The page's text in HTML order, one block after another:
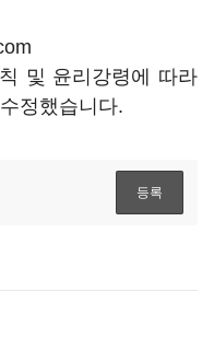
및 윤리강령에 따라
정했습니다.